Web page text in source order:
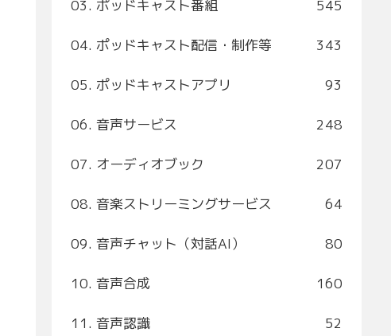
03. ポッドキャスト番組 545
04. ポッドキャスト配信・制作等 343
05. ポッドキャストアプリ 93
06. 音声サービス 248
07. オーディオブック 207
08. 音楽ストリーミングサービス 64
09. 音声チャット（対話AI） 80
10. 音声合成 160
11. 音声認識 52